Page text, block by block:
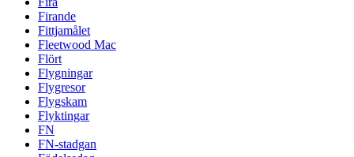
Firande
Fittjamålet
Fleetwood Mac
Flört
Flygningar
Flygresor
Flygskam
Flyktingar
FN
FN-stadgan